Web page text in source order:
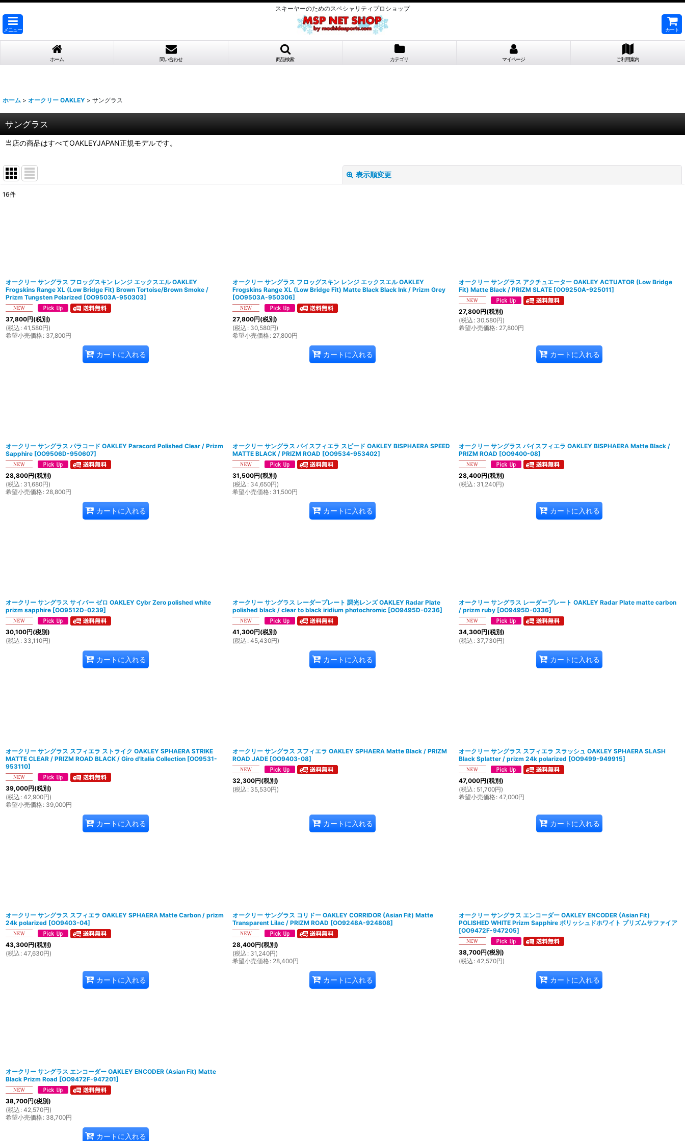
スキーヤーのためのスペシャリティプロショップ
メニュー カート
ホーム 問い合わせ 商品検索 カテゴリ マイページ ご利用案内
ホーム > オークリー OAKLEY > サングラス
サングラス
当店の商品はすべてOAKLEYJAPAN正規モデルです。
表示順変更
16件
オークリー サングラス フロッグスキン レンジ エックスエル OAKLEY
Frogskins Range XL (Low Bridge Fit) Brown Tortoise/Brown Smoke /
Prizm Tungsten Polarized [OO9503A-950303]
37,800円(税別)
(税込 : 41,580円)
希望小売価格: 37,800円
カートに入れる
オークリー サングラス フロッグスキン レンジ エックスエル OAKLEY
Frogskins Range XL (Low Bridge Fit) Matte Black Black Ink / Prizm Grey
[OO9503A-950306]
27,800円(税別)
(税込 : 30,580円)
希望小売価格: 27,800円
カートに入れる
オークリー サングラス アクチュエーター OAKLEY ACTUATOR (Low Bridge
Fit) Matte Black / PRIZM SLATE [OO9250A-925011]
27,800円(税別)
(税込 : 30,580円)
希望小売価格: 27,800円
カートに入れる
オークリー サングラス パラコード OAKLEY Paracord Polished Clear / Prizm
Sapphire [OO9506D-950607]
28,800円(税別)
(税込 : 31,680円)
希望小売価格: 28,800円
カートに入れる
オークリー サングラス バイスフィエラ スピード OAKLEY BISPHAERA SPEED
MATTE BLACK / PRIZM ROAD [OO9534-953402]
31,500円(税別)
(税込 : 34,650円)
希望小売価格: 31,500円
カートに入れる
オークリー サングラス バイスフィエラ OAKLEY BISPHAERA Matte Black /
PRIZM ROAD [OO9400-08]
28,400円(税別)
(税込 : 31,240円)
カートに入れる
オークリー サングラス サイバー ゼロ OAKLEY Cybr Zero polished white
prizm sapphire [OO9512D-0239]
30,100円(税別)
(税込 : 33,110円)
カートに入れる
オークリー サングラス レーダープレート 調光レンズ OAKLEY Radar Plate​
polished black / clear to black iridium photochromic [OO9495D-0236]
41,300円(税別)
(税込 : 45,430円)
カートに入れる
オークリー サングラス レーダープレート OAKLEY Radar Plate​ matte carbon
/ prizm ruby [OO9495D-0336]
34,300円(税別)
(税込 : 37,730円)
カートに入れる
オークリー サングラス スフィエラ ストライク OAKLEY SPHAERA STRIKE
MATTE CLEAR / PRIZM ROAD BLACK / Giro d'Italia Collection [OO9531-
953110]
39,000円(税別)
(税込 : 42,900円)
希望小売価格: 39,000円
カートに入れる
オークリー サングラス スフィエラ OAKLEY SPHAERA Matte Black / PRIZM
ROAD JADE [OO9403-08]
32,300円(税別)
(税込 : 35,530円)
カートに入れる
オークリー サングラス スフィエラ スラッシュ OAKLEY SPHAERA SLASH
Black Splatter / prizm 24k polarized [OO9499-949915]
47,000円(税別)
(税込 : 51,700円)
希望小売価格: 47,000円
カートに入れる
オークリー サングラス スフィエラ OAKLEY SPHAERA Matte Carbon / prizm
24k polarized [OO9403-04]
43,300円(税別)
(税込 : 47,630円)
カートに入れる
オークリー サングラス コリドー OAKLEY CORRIDOR (Asian Fit) Matte
Transparent Lilac / PRIZM ROAD [OO9248A-924808]
28,400円(税別)
(税込 : 31,240円)
希望小売価格: 28,400円
カートに入れる
オークリー サングラス エンコーダー OAKLEY ENCODER (Asian Fit)
POLISHED WHITE Prizm Sapphire ポリッシュドホワイト プリズムサファイア
[OO9472F-947205]
38,700円(税別)
(税込 : 42,570円)
カートに入れる
オークリー サングラス エンコーダー OAKLEY ENCODER (Asian Fit) Matte
Black Prizm Road [OO9472F-947201]
38,700円(税別)
(税込 : 42,570円)
希望小売価格: 38,700円
カートに入れる